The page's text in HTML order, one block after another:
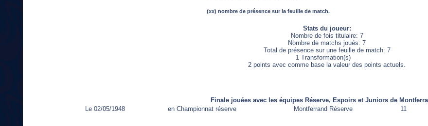
(xx) nombre de présence sur la feuille de match.
Stats du joueur:
Nombre de fois titulaire: 7
Nombre de matchs joués: 7
Total de présence sur une feuille de match: 7
1 Transformation(s)
2 points avec comme base la valeur des points actuels.
Finale jouées avec les équipes Réserve, Espoirs et Juniors de
Le 02/05/1948
en Championnat réserve Montferrand Réserve 11